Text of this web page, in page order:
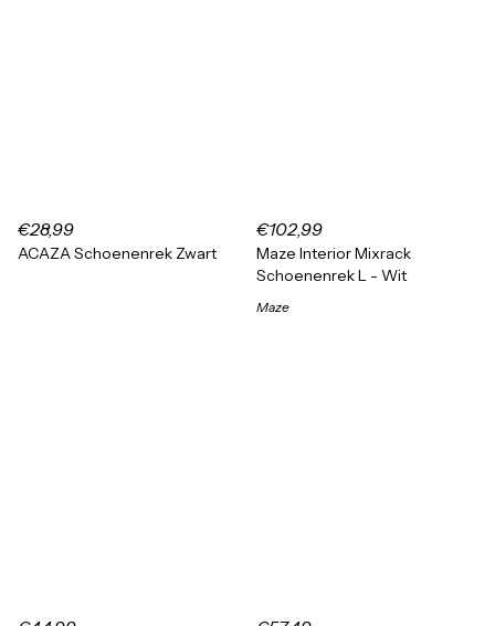
€28,99
ACAZA Schoenenrek Zwart
€102,99
Maze Interior Mixrack
Schoenenrek L - Wit
Maze